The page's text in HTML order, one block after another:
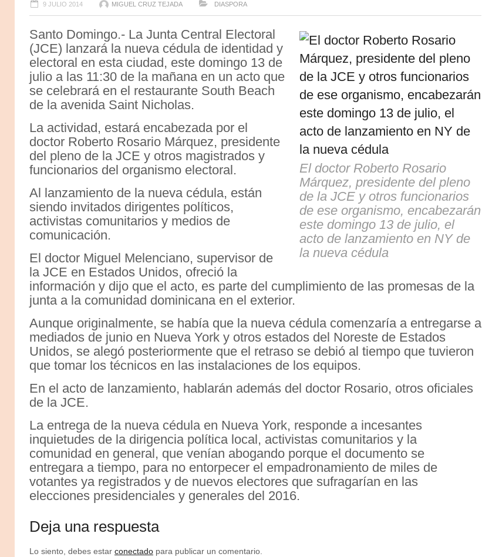
9 JULIO 2014 MIGUEL CRUZ TEJADA DIASPORA
El doctor Roberto Rosario
Márquez, presidente del pleno
de la JCE y otros funcionarios
de ese organismo, encabezarán
este domingo 13 de julio, el
acto de lanzamiento en NY de
la nueva cédula
Santo Domingo.- La Junta Central Electoral
(JCE) lanzará la nueva cédula de identidad y
electoral en esta ciudad, este domingo 13 de
julio a las 11:30 de la mañana en un acto que
se celebrará en el restaurante South Beach
de la avenida Saint Nicholas.
La actividad, estará encabezada por el
doctor Roberto Rosario Márquez, presidente
del pleno de la JCE y otros magistrados y
funcionarios del organismo electoral.
Al lanzamiento de la nueva cédula, están
siendo invitados dirigentes políticos,
activistas comunitarios y medios de
comunicación.
El doctor Miguel Melenciano, supervisor de
la JCE en Estados Unidos, ofreció la
información y dijo que el acto, es parte del cumplimiento de las promesas de la
junta a la comunidad dominicana en el exterior.
Aunque originalmente, se había que la nueva cédula comenzaría a entregarse a
mediados de junio en Nueva York y otros estados del Noreste de Estados
Unidos, se alegó posteriormente que el retraso se debió al tiempo que tuvieron
que tomar los técnicos en las instalaciones de los equipos.
En el acto de lanzamiento, hablarán además del doctor Rosario, otros oficiales
de la JCE.
La entrega de la nueva cédula en Nueva York, responde a incesantes
inquietudes de la dirigencia política local, activistas comunitarios y la
comunidad en general, que venían abogando porque el documento se
entregara a tiempo, para no entorpecer el empadronamiento de miles de
votantes ya registrados y de nuevos electores que sufragarían en las
elecciones presidenciales y generales del 2016.
Deja una respuesta
Lo siento, debes estar conectado para publicar un comentario.